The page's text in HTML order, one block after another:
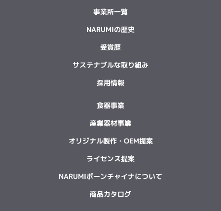
事業所一覧
NARUMIの歴史
受賞歴
サステナブルな取り組み
採用情報
食器事業
産業器材事業
オリジナル製作・OEM提案
ライセンス提案
NARUMIボーンチャイナについて
商品カタログ